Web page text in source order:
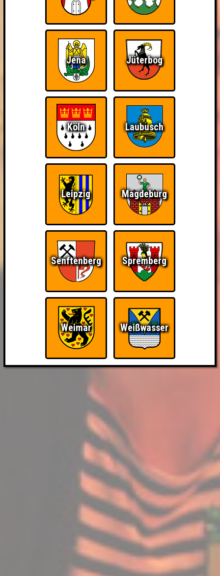
Jena Jüterbog
Köln Laubusch
Leipzig Magdeburg
Senftenberg Spremberg
Weimar Weißwasser